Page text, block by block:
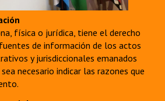
física o jurídica, tiene el derecho
de información de los actos
y jurisdiccionales emanados
necesario indicar las razones que